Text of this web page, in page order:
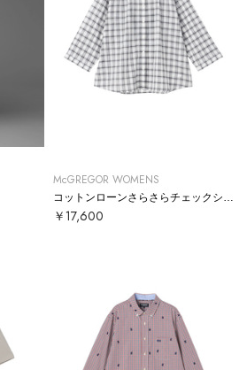
McGREGOR WOMENS
コットンローンさらさらチェックシャツ
￥17,600